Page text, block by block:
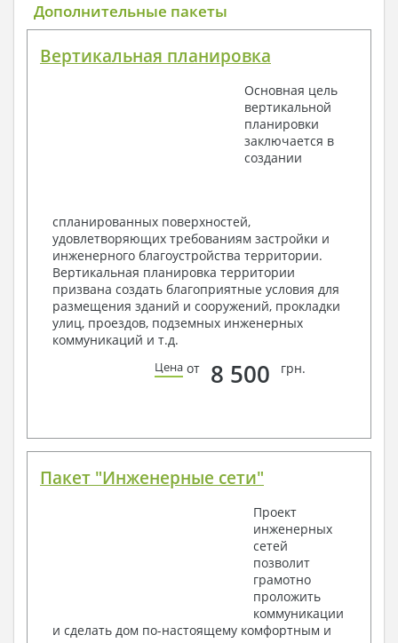
1. Архитектурный раздел:
План координационных осей
Поэтажные маркировочные планы с
Разрезы и состав конструкций
Фасады с ведомостью внешних отделок
Экспликация полов
Объемы основных строительных материалов
Архитектурные узлы в конструкциях
2. Конструктивный раздел:
Общие данные по проекту
Схемы расположения и расчеты фундаментов
Элементы каркаса – схемы расположения
Схема расположения перекрытий
Опоры перекрытия на стены или Узлы
крепления, сечения
3. Инженерный раздел (приобретается по желанию
Водоснабжение и канализация
Условные обозначения с общими данными
Поэтажная система водоснабжения и
Аксономитрическая схема водоснабжения и
канализации
Дополнительные пакеты
Вертикальная планировка
Основная цель
вертикальной
планировки
заключается в
создании
спланированных поверхностей,
удовлетворяющих требованиям застройки и
инженерного благоустройства территории.
Вертикальная планировка территории
призвана создать благоприятные условия для
размещения зданий и сооружений, прокладки
улиц, проездов, подземных инженерных
коммуникаций и т.д.
Цена от 8 500 грн.
Пакет "Инженерные сети"
Проект
инженерных
сетей
позволит
грамотно
проложить
коммуникации
и сделать дом по-настоящему комфортным и